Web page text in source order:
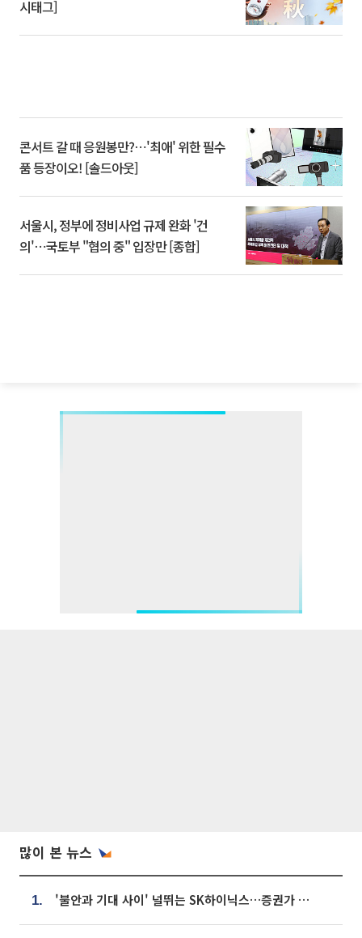
시태그]
콘서트 갈 때 응원봉만?⋯'최애' 위한 필수
품 등장이오! [솔드아웃]
서울시, 정부에 정비사업 규제 완화 '건
의'⋯국토부 "협의 중" 입장만 [종합]
많이 본 뉴스
1. '불안과 기대 사이' 널뛰는 SK하이닉스…증권가 "HBM4·LTA 기반 펀터멘털 견고"